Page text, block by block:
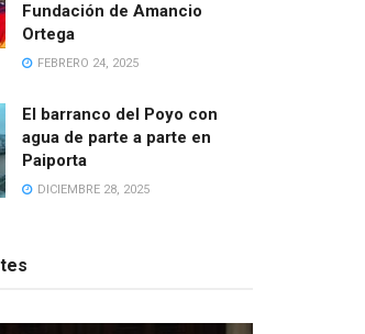
Fundación de Amancio
Ortega
FEBRERO 24, 2025
El barranco del Poyo con
agua de parte a parte en
Paiporta
DICIEMBRE 28, 2025